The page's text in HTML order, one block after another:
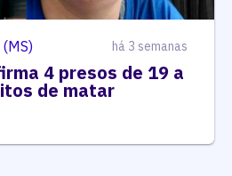
há 3 semanas
4 presos de 19 a
de matar